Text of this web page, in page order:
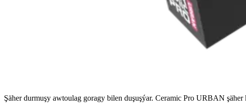
Şäher durmuşy awtoulag goragy bilen duşuşýar. Ceramic Pro URBAN